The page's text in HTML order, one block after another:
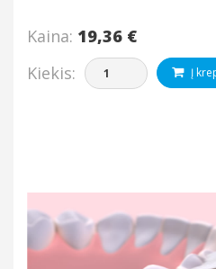
Kaina: 19,36 €
Kiekis:
Į